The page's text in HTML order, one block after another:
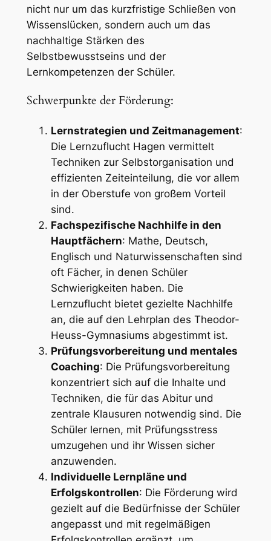
nicht nur um das kurzfristige Schließen von
Wissenslücken, sondern auch um das
nachhaltige Stärken des
Selbstbewusstseins und der
Lernkompetenzen der Schüler.
Schwerpunkte der Förderung:
Lernstrategien und Zeitmanagement:
Die Lernzuflucht Hagen vermittelt
Techniken zur Selbstorganisation und
effizienten Zeiteinteilung, die vor allem
in der Oberstufe von großem Vorteil
sind.
Fachspezifische Nachhilfe in den
Hauptfächern: Mathe, Deutsch,
Englisch und Naturwissenschaften sind
oft Fächer, in denen Schüler
Schwierigkeiten haben. Die
Lernzuflucht bietet gezielte Nachhilfe
an, die auf den Lehrplan des Theodor-
Heuss-Gymnasiums abgestimmt ist.
Prüfungsvorbereitung und mentales
Coaching: Die Prüfungsvorbereitung
konzentriert sich auf die Inhalte und
Techniken, die für das Abitur und
zentrale Klausuren notwendig sind. Die
Schüler lernen, mit Prüfungsstress
umzugehen und ihr Wissen sicher
anzuwenden.
Individuelle Lernpläne und
Erfolgskontrollen: Die Förderung wird
gezielt auf die Bedürfnisse der Schüler
angepasst und mit regelmäßigen